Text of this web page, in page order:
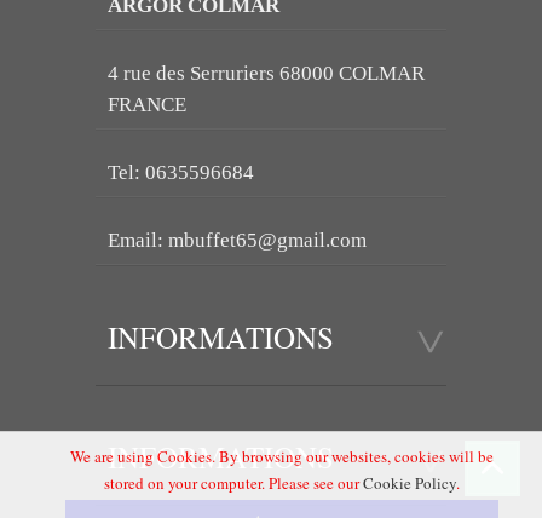
ARGOR COLMAR
4 rue des Serruriers 68000 COLMAR
FRANCE
Tel: 0635596684
Email: mbuffet65@gmail.com
INFORMATIONS
INFORMATIONS
We are using Cookies. By browsing our websites, cookies will be
stored on your computer. Please see ourCookie Policy.